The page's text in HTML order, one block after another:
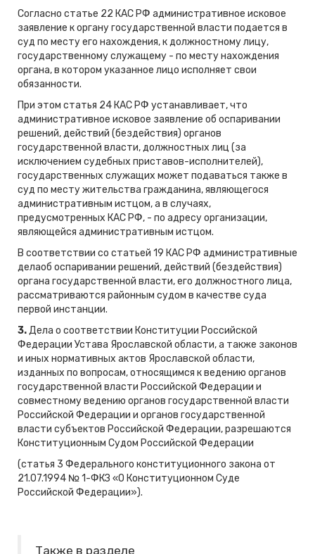
Согласно статье 22 КАС РФ административное исковое
заявление к органу государственной власти подается в
суд по месту его нахождения, к должностному лицу,
государственному служащему - по месту нахождения
органа, в котором указанное лицо исполняет свои
обязанности.
При этом статья 24 КАС РФ устанавливает, что
административное исковое заявление об оспаривании
решений, действий (бездействия) органов
государственной власти, должностных лиц (за
исключением судебных приставов-исполнителей),
государственных служащих может подаваться также в
суд по месту жительства гражданина, являющегося
административным истцом, а в случаях,
предусмотренных КАС РФ, - по адресу организации,
являющейся административным истцом.
В соответствии со статьей 19 КАС РФ административные
делаоб оспаривании решений, действий (бездействия)
органа государственной власти, его должностного лица,
рассматриваются районным судом в качестве суда
первой инстанции.
3.Дела о соответствии Конституции Российской
Федерации Устава Ярославской области, а также законов
и иных нормативных актов Ярославской области,
изданных по вопросам, относящимся к ведению органов
государственной власти Российской Федерации и
совместному ведению органов государственной власти
Российской Федерации и органов государственной
власти субъектов Российской Федерации, разрешаются
Конституционным Судом Российской Федерации
(статья 3 Федерального конституционного закона от
21.07.1994 № 1-ФКЗ «О Конституционном Суде
Российской Федерации»).
Также в разделе